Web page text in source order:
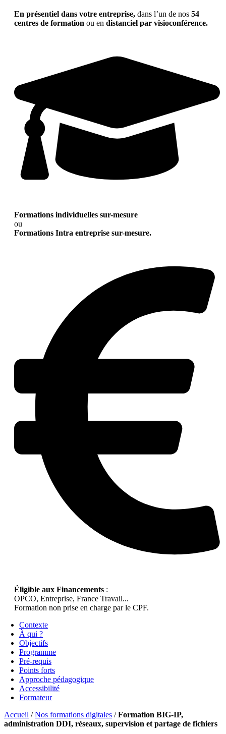
En présentiel dans votre entreprise, dans l’un de nos 54
centres de formation ou en distanciel par visioconférence.
Formations individuelles sur-mesure
ou
Formations Intra entreprise sur-mesure.
Éligible aux Financements :
OPCO, Entreprise, France Travail...
Formation non prise en charge par le CPF.
Contexte
À qui ?
Objectifs
Programme
Pré-requis
Points forts
Approche pédagogique
Accessibilité
Formateur
Accueil /Nos formations digitales /Formation BIG-IP,
administration DDI, réseaux, supervision et partage de fichiers